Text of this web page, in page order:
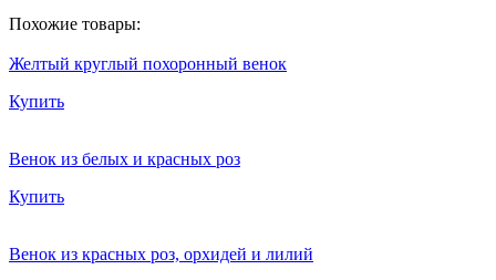
Похожие товары:
Желтый круглый похоронный венок
Купить
Венок из белых и красных роз
Купить
Венок из красных роз, орхидей и лилий